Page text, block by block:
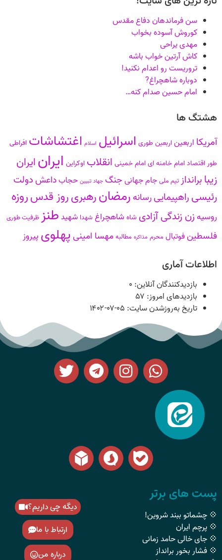
سن فرماندهان دفاع مقدس
کوروش آسوده بخواب
مهدی یراحی
کاش آرتین خواب باشه
تروریست رو اعدام نکنید!
دوباره شاهچراغ?
امام حسین صدام کنه…
هشتگ ها
آمریکا اربعیناربعین طوری اسرائیل اسلام اغتشاشات افراطی
طوراقتصادامام خامنه ایامام خمینی انقلاب اوکراین ایرانایران
زیبا برانداز تیم ملیجام جهانی جنگ جهاد تبیین حجابداعشدولت
رئیسی راهپیماییرسانهرمضانرهبریروز قدسروزه
روسیهزن زندگی آزادی شاهشاهچراغشهدا شهید طنز ظرفیت طوری
فلسطینفوتبال محرم مذاکره مطالبهمهسا امینیپهلوی پیروز
اطلاعات آماری
بازدیدکنندگان آنلاین: ۰
بازدیدهای امروز: ۵۷
تاریخ به‌روزشدن سایت: ۱۴۰۲-۰۷-۰۵
پست های برتر
💠 چشماتو ببند شروین!
💠 پرچم ایران
💠 جای خالی حامد زمانی
💠 فشار بخور برانداز
دیگه چی داریم؟
ارتباط با ما
درباره من